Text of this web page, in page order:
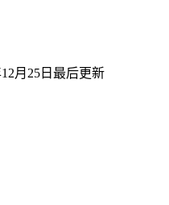
月25日最后更新